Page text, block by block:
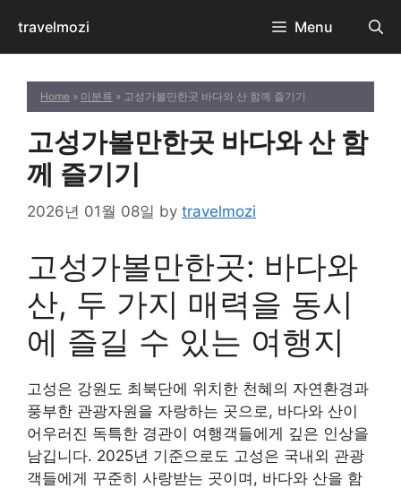
content
travelmozi Menu
Home » 미분류 » 고성가볼만한곳 바다와 산 함께 즐기기
고성가볼만한곳 바다와 산 함
께 즐기기
2026년 01월 08일 by travelmozi
고성가볼만한곳: 바다와
산, 두 가지 매력을 동시
에 즐길 수 있는 여행지
고성은 강원도 최북단에 위치한 천혜의 자연환경과
풍부한 관광자원을 자랑하는 곳으로, 바다와 산이
어우러진 독특한 경관이 여행객들에게 깊은 인상을
남깁니다. 2025년 기준으로도 고성은 국내외 관광
객들에게 꾸준히 사랑받는 곳이며, 바다와 산을 함